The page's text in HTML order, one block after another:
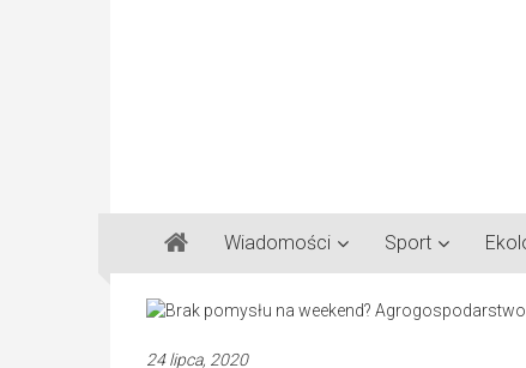
Gazeta
Regionalna
Częstochowa,
Lubliniec,
Wiadomości Sport
24 lipca, 2020